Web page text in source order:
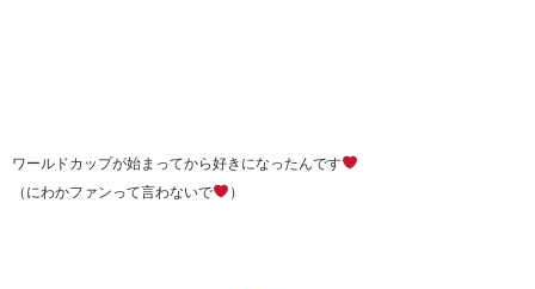
ワールドカップが始まってから好きになったんです
（にわかファンって言わないで
）